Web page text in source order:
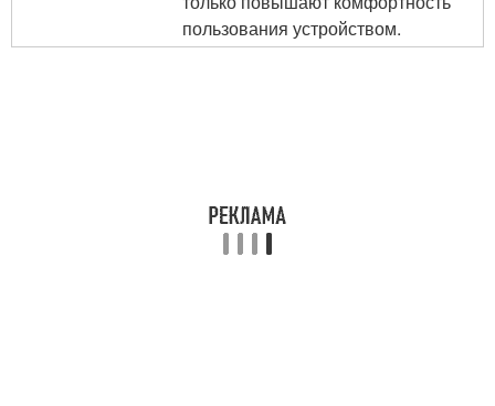
пользования устройством.